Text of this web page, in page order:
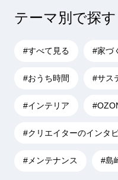
テーマ別で探す
#すべて見る #家づ
#おうち時間 #サス
#インテリア
#クリエイターのインタ
#メンテナンス #島